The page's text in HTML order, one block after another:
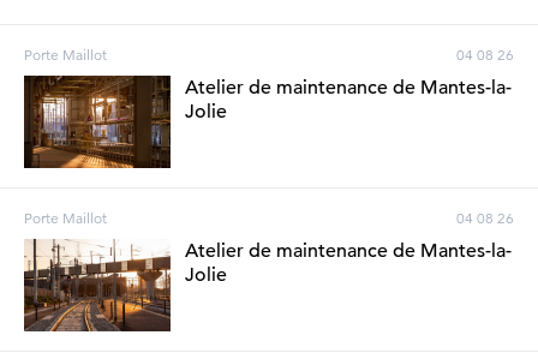
Porte Maillot 04 08 26
Atelier de maintenance de Mantes-la-
Jolie
Porte Maillot 04 08 26
Atelier de maintenance de Mantes-la-
Jolie